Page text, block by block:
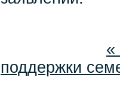
«
поддержки